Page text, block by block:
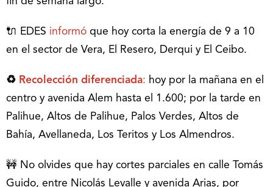
🔌 EDES informó que hoy corta la energía de 9 a 10
en el sector de Vera, El Resero, Derqui y El Ceibo.
♻ Recolección diferenciada: hoy por la mañana en el
centro y avenida Alem hasta el 1.600; por la tarde en
Palihue, Altos de Palihue, Palos Verdes, Altos de
Bahía, Avellaneda, Los Teritos y Los Almendros.
🚧 No olvides que hay cortes parciales en calle Tomás
Guido, entre Nicolás Levalle y avenida Arias, por